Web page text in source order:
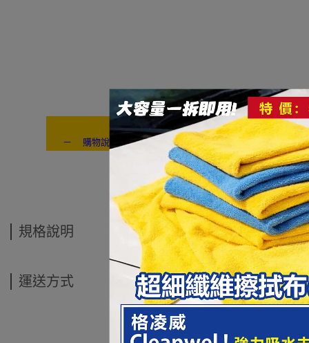
－ 購物說明：付款方式 / 交貨方式 / 退換貨說明 / 售後服務 /
規格說明
運送方式